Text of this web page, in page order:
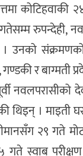
कोटिहवाकी
रुपन्देही,
उनको
गण्डकी र बाग्मती
नवलपरासीको
थिइन् । माइती
२९ गते